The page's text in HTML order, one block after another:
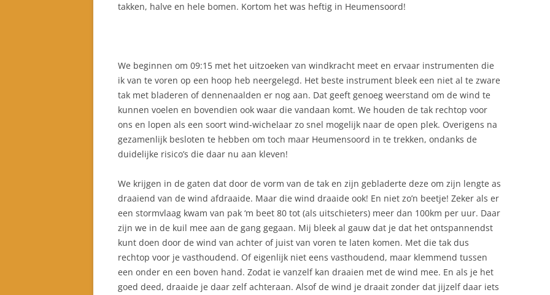
takken, halve en hele bomen. Kortom het was heftig in Heumensoord!
We beginnen om 09:15 met het uitzoeken van windkracht meet en ervaar instrumenten die
ik van te voren op een hoop heb neergelegd. Het beste instrument bleek een niet al te zware
tak met bladeren of dennenaalden er nog aan. Dat geeft genoeg weerstand om de wind te
kunnen voelen en bovendien ook waar die vandaan komt. We houden de tak rechtop voor
ons en lopen als een soort wind-wichelaar zo snel mogelijk naar de open plek. Overigens na
gezamenlijk besloten te hebben om toch maar Heumensoord in te trekken, ondanks de
duidelijke risico’s die daar nu aan kleven!
We krijgen in de gaten dat door de vorm van de tak en zijn gebladerte deze om zijn lengte as
draaiend van de wind afdraaide. Maar die wind draaide ook! En niet zo’n beetje! Zeker als er
een stormvlaag kwam van pak ‘m beet 80 tot (als uitschieters) meer dan 100km per uur. Daar
zijn we in de kuil mee aan de gang gegaan. Mij bleek al gauw dat je dat het ontspannendst
kunt doen door de wind van achter of juist van voren te laten komen. Met die tak dus
rechtop voor je vasthoudend. Of eigenlijk niet eens vasthoudend, maar klemmend tussen
een onder en een boven hand. Zodat ie vanzelf kan draaien met de wind mee. En als je het
goed deed, draaide je daar zelf achteraan. Alsof de wind je draait zonder dat jijzelf daar iets